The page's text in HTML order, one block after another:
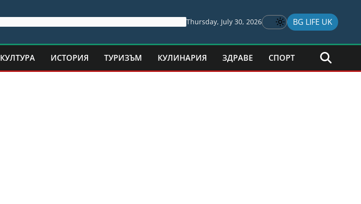
Thursday, July 30, 2026 BG LIFE UK
КУЛТУРА ИСТОРИЯ ТУРИЗЪМ КУЛИНАРИЯ ЗДРАВЕ СПОРТ